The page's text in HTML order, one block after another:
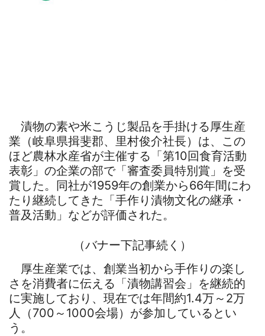
漬物の素や米こうじ製品を手掛ける厚生産
業（岐阜県揖斐郡、里村俊介社長）は、この
ほど農林水産省が主催する「第10回食育活動
表彰」の企業の部で「審査委員特別賞」を受
賞した。同社が1959年の創業から66年間にわ
たり継続してきた「手作り漬物文化の継承・
普及活動」などが評価された。
（バナー下記事続く）
厚生産業では、創業当初から手作りの楽し
さを消費者に伝える「漬物講習会」を継続的
に実施しており、現在では年間約1.4万～2万
人（700～1000会場）が参加しているとい
う。